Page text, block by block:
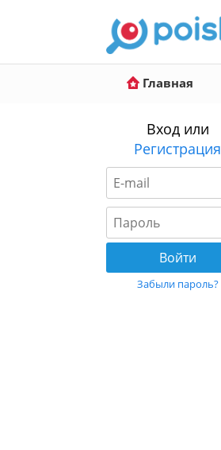
Главная
Вход или
Регистрация
Забыли пароль?